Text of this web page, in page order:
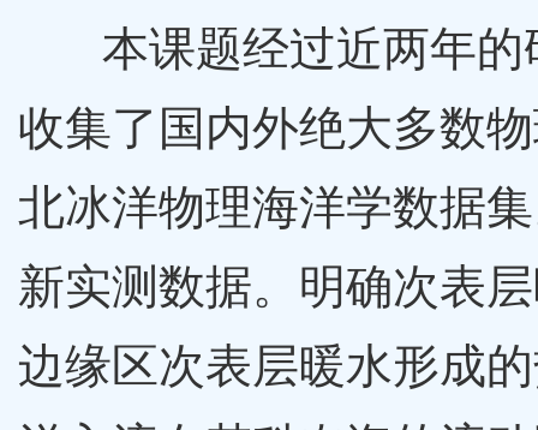
本课题经过近两年
收集了国内外绝大多数
北冰洋物理海洋学数据
新实测数据。明确次表
边缘区次表层暖水形成